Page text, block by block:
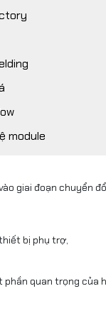
module
giai đoạn chuyển
bị phụ trợ,
quan trọng của